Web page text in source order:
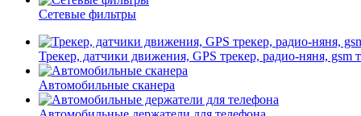
Сетевые фильтры
Трекер, датчики движения, GPS трекер, радио-няня, gsm
Автомобильные сканера